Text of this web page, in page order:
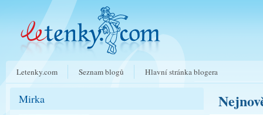
Letenky.com Seznam blogů Hlavní stránka blogera
Mirka